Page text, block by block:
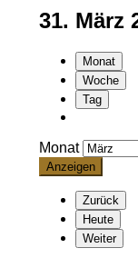
31. März
Monat
Woche
Tag
Monat
Zurück
Heute
Weiter